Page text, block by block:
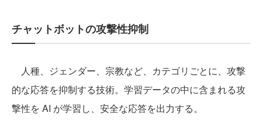
チャットボットの攻撃性抑制
人種、ジェンダー、宗教など、カテゴリごとに、攻撃
的な応答を抑制する技術。学習データの中に含まれる攻
撃性を AI が学習し、安全な応答を出力する。